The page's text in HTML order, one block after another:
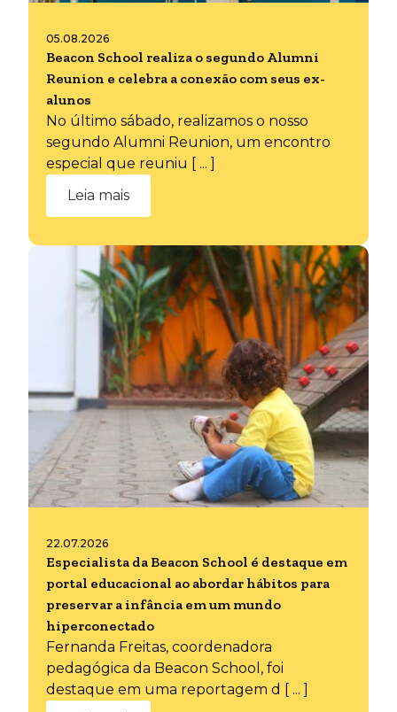
05.08.2026
Beacon School realiza o segundo Alumni
Reunion e celebra a conexão com seus ex-
alunos
No último sábado, realizamos o nosso
segundo Alumni Reunion, um encontro
especial que reuniu [ ... ]
Leia mais
22.07.2026
Especialista da Beacon School é destaque em
portal educacional ao abordar hábitos para
preservar a infância em um mundo
hiperconectado
Fernanda Freitas, coordenadora
pedagógica da Beacon School, foi
destaque em uma reportagem d [ ... ]